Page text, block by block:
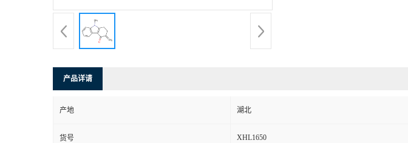
产品详请
产地 湖北
货号 XHL1650